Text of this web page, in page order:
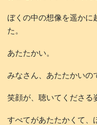
ぼくの中の想像を遥かに
た。
あたたかい。
みなさん、あたたかいの
笑顔が、聴いてくださる
すべてがあたたかくて、